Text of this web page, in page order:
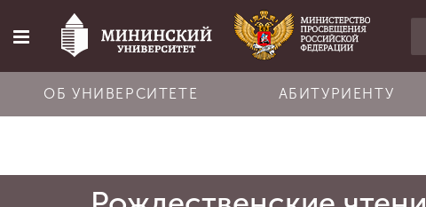
Об университете
ОБ УНИВЕРСИТЕТЕ АБИТУРИЕНТУ